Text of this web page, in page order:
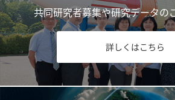
共同研究者募集や研究データの
詳しくはこちら